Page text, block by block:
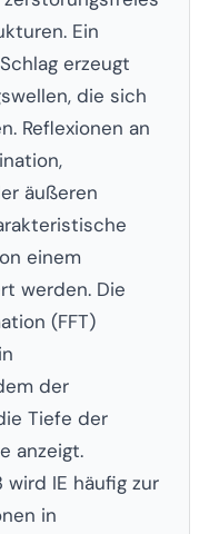
Ein
erzeugt
die sich
Reflexionen an
äußeren
einem
werden. Die
(FFT)
der
Tiefe der
anzeigt.
wird IE häufig zur
in